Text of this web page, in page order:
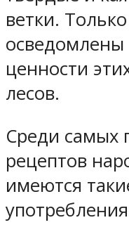
ветки.
ценности
лесов.
Среди самых
рецептов
имеются